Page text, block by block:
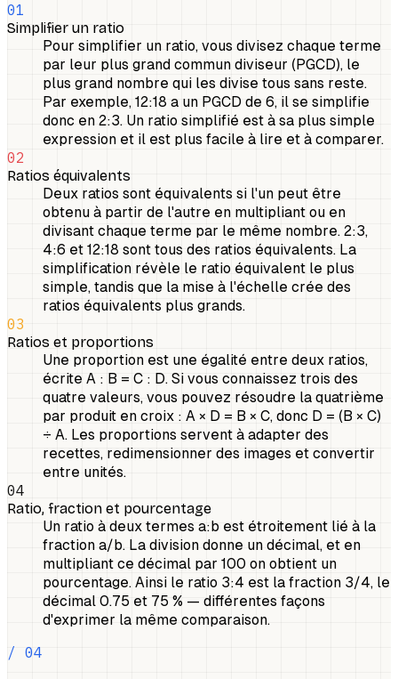
01
Simplifier un ratio
Pour simplifier un ratio, vous divisez chaque terme
par leur plus grand commun diviseur (PGCD), le
plus grand nombre qui les divise tous sans reste.
Par exemple, 12:18 a un PGCD de 6, il se simplifie
donc en 2:3. Un ratio simplifié est à sa plus simple
expression et il est plus facile à lire et à comparer.
02
Ratios équivalents
Deux ratios sont équivalents si l'un peut être
obtenu à partir de l'autre en multipliant ou en
divisant chaque terme par le même nombre. 2:3,
4:6 et 12:18 sont tous des ratios équivalents. La
simplification révèle le ratio équivalent le plus
simple, tandis que la mise à l'échelle crée des
ratios équivalents plus grands.
03
Ratios et proportions
Une proportion est une égalité entre deux ratios,
écrite A : B = C : D. Si vous connaissez trois des
quatre valeurs, vous pouvez résoudre la quatrième
par produit en croix : A × D = B × C, donc D = (B × C)
÷ A. Les proportions servent à adapter des
recettes, redimensionner des images et convertir
entre unités.
04
Ratio, fraction et pourcentage
Un ratio à deux termes a:b est étroitement lié à la
fraction a/b. La division donne un décimal, et en
multipliant ce décimal par 100 on obtient un
pourcentage. Ainsi le ratio 3:4 est la fraction 3/4, le
décimal 0.75 et 75 % — différentes façons
d'exprimer la même comparaison.
/ 04